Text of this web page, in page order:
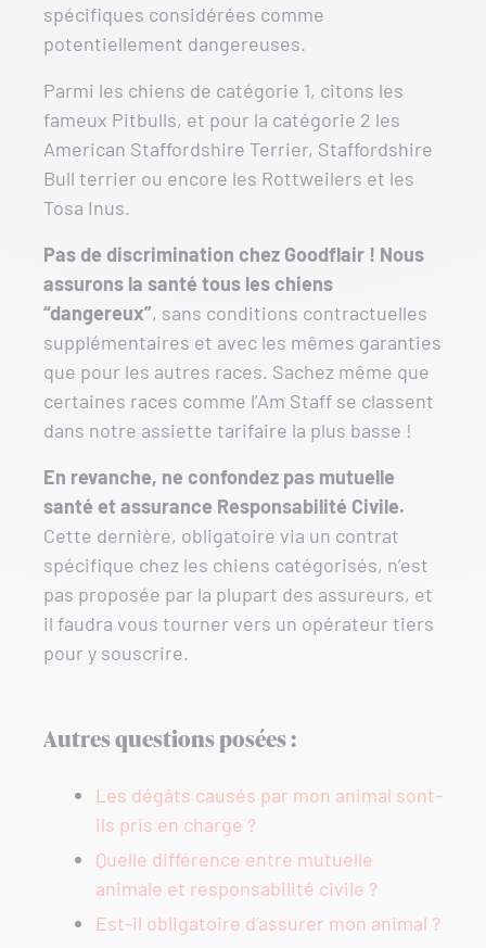
spécifiques considérées comme
potentiellement dangereuses.
Parmi les chiens de catégorie 1, citons les
fameux Pitbulls, et pour la catégorie 2 les
American Staffordshire Terrier, Staffordshire
Bull terrier ou encore les Rottweilers et les
Tosa Inus.
Pas de discrimination chez Goodflair ! Nous
assurons la santé tous les chiens
“dangereux”, sans conditions contractuelles
supplémentaires et avec les mêmes garanties
que pour les autres races. Sachez même que
certaines races comme l’Am Staff se classent
dans notre assiette tarifaire la plus basse !
En revanche, ne confondez pas mutuelle
santé et assurance Responsabilité Civile.
Cette dernière, obligatoire via un contrat
spécifique chez les chiens catégorisés, n’est
pas proposée par la plupart des assureurs, et
il faudra vous tourner vers un opérateur tiers
pour y souscrire.
Autres questions posées :
Les dégâts causés par mon animal sont-
ils pris en charge ?
Quelle différence entre mutuelle
animale et responsabilité civile ?
Est-il obligatoire d’assurer mon animal ?